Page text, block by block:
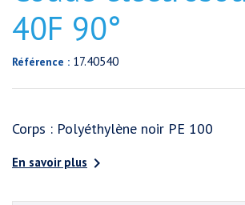
40F 90°
Référence : 17.40540
Corps : Polyéthylène noir PE 100
En savoir plus 